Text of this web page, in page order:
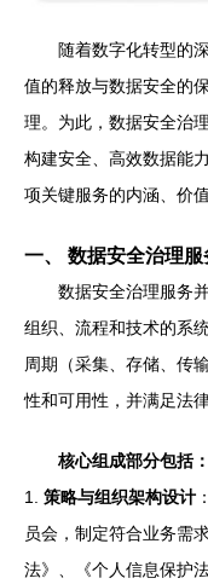
随着数字化转型的
值的释放与数据安全的
理。为此，数据安全治
构建安全、高效数据能
项关键服务的内涵、价值
一、 数据安全治理
数据安全治理服务
组织、流程和技术的系
周期（采集、存储、传
性和可用性，并满足法
核心组成部分包括：
1. 策略与组织架构设计
员会，制定符合业务需
法》、《个人信息保护